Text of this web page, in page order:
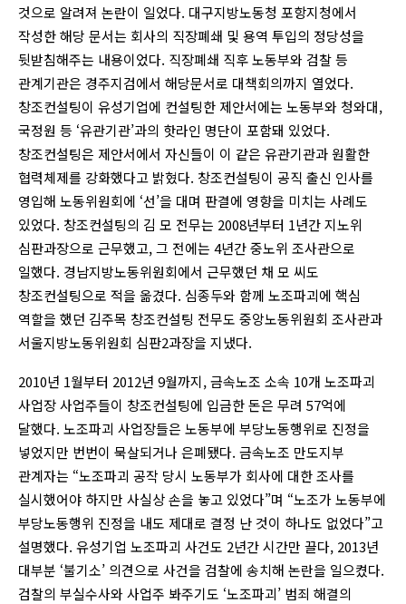
것으로 알려져 논란이 일었다. 대구지방노동청 포항지청에서
작성한 해당 문서는 회사의 직장폐쇄 및 용역 투입의 정당성을
뒷받침해주는 내용이었다. 직장폐쇄 직후 노동부와 검찰 등
관계기관은 경주지검에서 해당문서로 대책회의까지 열었다.
창조컨설팅이 유성기업에 컨설팅한 제안서에는 노동부와 청와대,
국정원 등 ‘유관기관’과의 핫라인 명단이 포함돼 있었다.
창조컨설팅은 제안서에서 자신들이 이 같은 유관기관과 원활한
협력체제를 강화했다고 밝혔다. 창조컨설팅이 공직 출신 인사를
영입해 노동위원회에 ‘선’을 대며 판결에 영향을 미치는 사례도
있었다. 창조컨설팅의 김 모 전무는 2008년부터 1년간 지노위
심판과장으로 근무했고, 그 전에는 4년간 중노위 조사관으로
일했다. 경남지방노동위원회에서 근무했던 채 모 씨도
창조컨설팅으로 적을 옮겼다. 심종두와 함께 노조파괴에 핵심
역할을 했던 김주목 창조컨설팅 전무도 중앙노동위원회 조사관과
서울지방노동위원회 심판2과장을 지냈다.
2010년 1월부터 2012년 9월까지, 금속노조 소속 10개 노조파괴
사업장 사업주들이 창조컨설팅에 입금한 돈은 무려 57억에
달했다. 노조파괴 사업장들은 노동부에 부당노동행위로 진정을
넣었지만 번번이 묵살되거나 은폐됐다. 금속노조 만도지부
관계자는 “노조파괴 공작 당시 노동부가 회사에 대한 조사를
실시했어야 하지만 사실상 손을 놓고 있었다”며 “노조가 노동부에
부당노동행위 진정을 내도 제대로 결정 난 것이 하나도 없었다”고
설명했다. 유성기업 노조파괴 사건도 2년간 시간만 끌다, 2013년
대부분 ‘불기소’ 의견으로 사건을 검찰에 송치해 논란을 일으켰다.
검찰의 부실수사와 사업주 봐주기도 ‘노조파괴’ 범죄 해결의